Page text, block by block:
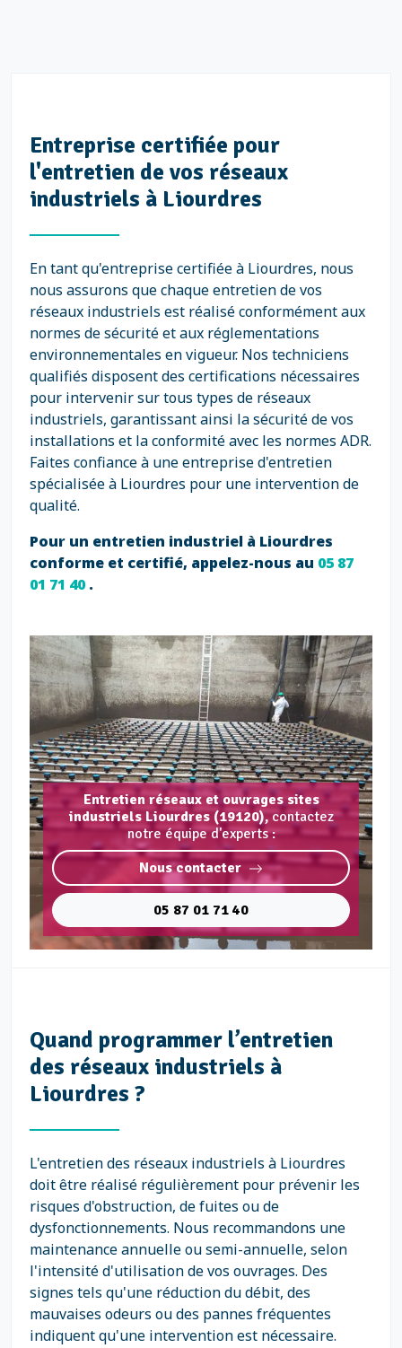
Entreprise certifiée pour
l'entretien de vos réseaux
industriels à Liourdres
En tant qu'entreprise certifiée à Liourdres, nous
nous assurons que chaque entretien de vos
réseaux industriels est réalisé conformément aux
normes de sécurité et aux réglementations
environnementales en vigueur. Nos techniciens
qualifiés disposent des certifications nécessaires
pour intervenir sur tous types de réseaux
industriels, garantissant ainsi la sécurité de vos
installations et la conformité avec les normes ADR.
Faites confiance à une entreprise d'entretien
spécialisée à Liourdres pour une intervention de
qualité.
Pour un entretien industriel à Liourdres
conforme et certifié, appelez-nous au 05 87
01 71 40.
Entretien réseaux et ouvrages sites
industriels Liourdres (19120),contactez
notre équipe d'experts :
Nous contacter
05 87 01 71 40
Quand programmer l’entretien
des réseaux industriels à
Liourdres ?
L'entretien des réseaux industriels à Liourdres
doit être réalisé régulièrement pour prévenir les
risques d'obstruction, de fuites ou de
dysfonctionnements. Nous recommandons une
maintenance annuelle ou semi-annuelle, selon
l'intensité d'utilisation de vos ouvrages. Des
signes tels qu'une réduction du débit, des
mauvaises odeurs ou des pannes fréquentes
indiquent qu'une intervention est nécessaire.